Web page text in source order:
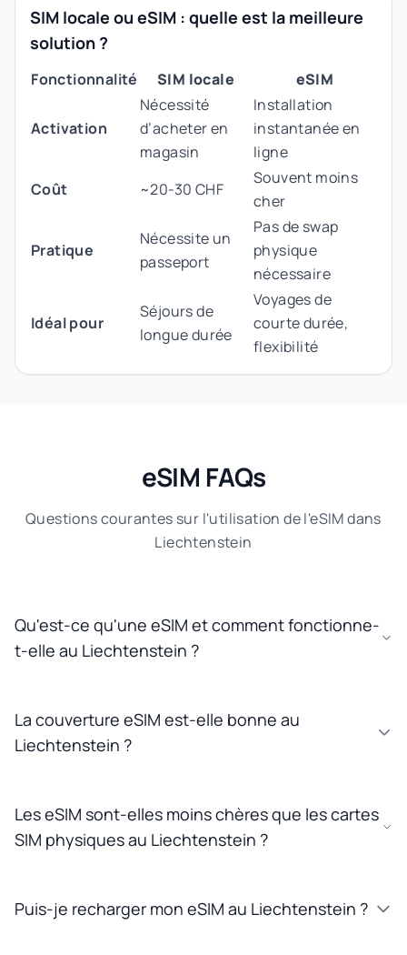
SIM locale ou eSIM : quelle est la meilleure
solution ?
Fonctionnalité SIM locale eSIM
Activation
Nécessité
d’acheter en
magasin
Installation
instantanée en
ligne
Coût
~20-30 CHF
Souvent moins
cher
Pratique
Nécessite un
passeport
Pas de swap
physique
nécessaire
Idéal pour
Séjours de
longue durée
Voyages de
courte durée,
flexibilité
eSIM FAQs
Questions courantes sur l'utilisation de l'eSIM dans
Liechtenstein
Qu'est-ce qu'une eSIM et comment fonctionne-
t-elle au Liechtenstein ?
La couverture eSIM est-elle bonne au
Liechtenstein ?
Les eSIM sont-elles moins chères que les cartes
SIM physiques au Liechtenstein ?
Puis-je recharger mon eSIM au Liechtenstein ?